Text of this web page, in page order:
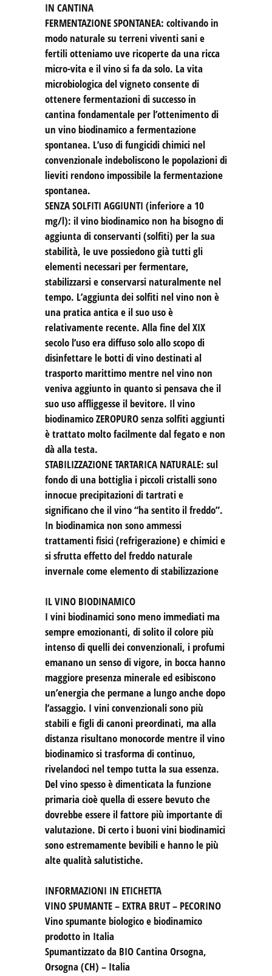
IN CANTINA
FERMENTAZIONE SPONTANEA: coltivando in
modo naturale su terreni viventi sani e
fertili otteniamo uve ricoperte da una ricca
micro-vita e il vino si fa da solo. La vita
microbiologica del vigneto consente di
ottenere fermentazioni di successo in
cantina fondamentale per l’ottenimento di
un vino biodinamico a fermentazione
spontanea. L’uso di fungicidi chimici nel
convenzionale indeboliscono le popolazioni di
lieviti rendono impossibile la fermentazione
spontanea.
SENZA SOLFITI AGGIUNTI (inferiore a 10
mg/l): il vino biodinamico non ha bisogno di
aggiunta di conservanti (solfiti) per la sua
stabilità, le uve possiedono già tutti gli
elementi necessari per fermentare,
stabilizzarsi e conservarsi naturalmente nel
tempo. L’aggiunta dei solfiti nel vino non è
una pratica antica e il suo uso è
relativamente recente. Alla fine del XIX
secolo l’uso era diffuso solo allo scopo di
disinfettare le botti di vino destinati al
trasporto marittimo mentre nel vino non
veniva aggiunto in quanto si pensava che il
suo uso affliggesse il bevitore. Il vino
biodinamico ZEROPURO senza solfiti aggiunti
è trattato molto facilmente dal fegato e non
dà alla testa.
STABILIZZAZIONE TARTARICA NATURALE: sul
fondo di una bottiglia i piccoli cristalli sono
innocue precipitazioni di tartrati e
significano che il vino “ha sentito il freddo”.
In biodinamica non sono ammessi
trattamenti fisici (refrigerazione) e chimici e
si sfrutta effetto del freddo naturale
invernale come elemento di stabilizzazione
IL VINO BIODINAMICO
I vini biodinamici sono meno immediati ma
sempre emozionanti, di solito il colore più
intenso di quelli dei convenzionali, i profumi
emanano un senso di vigore, in bocca hanno
maggiore presenza minerale ed esibiscono
un’energia che permane a lungo anche dopo
l’assaggio. I vini convenzionali sono più
stabili e figli di canoni preordinati, ma alla
distanza risultano monocorde mentre il vino
biodinamico si trasforma di continuo,
rivelandoci nel tempo tutta la sua essenza.
Del vino spesso è dimenticata la funzione
primaria cioè quella di essere bevuto che
dovrebbe essere il fattore più importante di
valutazione. Di certo i buoni vini biodinamici
sono estremamente bevibili e hanno le più
alte qualità salutistiche.
INFORMAZIONI IN ETICHETTA
VINO SPUMANTE – EXTRA BRUT – PECORINO
Vino spumante biologico e biodinamico
prodotto in Italia
Spumantizzato da BIO Cantina Orsogna,
Orsogna (CH) – Italia